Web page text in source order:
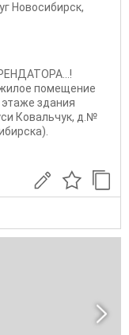
Новосибирск,
помещение
здания
Ковальчук, д.№